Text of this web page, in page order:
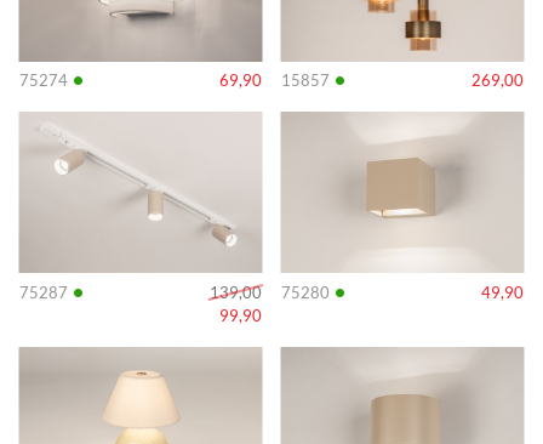
75274 • 69,90 15857 • 269,00
75287 •
139,00
99,90
Info
75280 • 49,90
Info
Info Info